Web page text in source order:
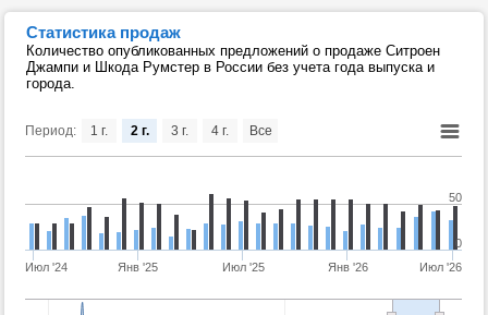
Статистика продаж
Количество опубликованных предложений о продаже Ситроен
Джампи и Шкода Румстер в России без учета года выпуска и
города.
Период:
Июл '24 Янв '25 Июл '25 Янв '26 Июл '26
0
50
1 г. 2 г. 3 г. 4 г. Все